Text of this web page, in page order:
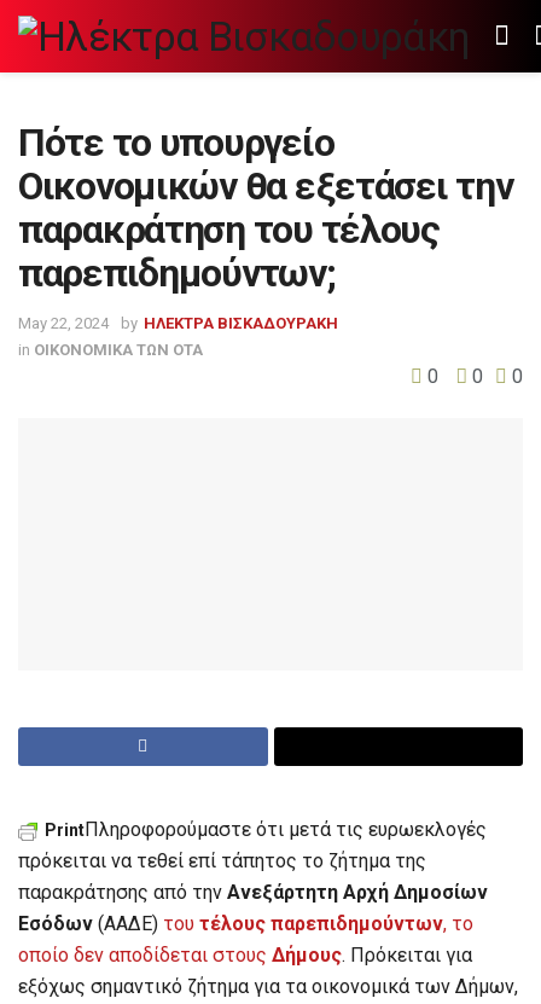
Πότε το υπουργείο
Οικονομικών θα εξετάσει την
παρακράτηση του τέλους
παρεπιδημούντων;
May 22, 2024 by ΗΛΕΚΤΡΑ ΒΙΣΚΑΔΟΥΡΑΚΗ
in ΟΙΚΟΝΟΜΙΚΑ ΤΩΝ ΟΤΑ
0 0 0
PrintΠληροφορούμαστε ότι μετά τις ευρωεκλογές
πρόκειται να τεθεί επί τάπητος το ζήτημα της
παρακράτησης από την Ανεξάρτητη Αρχή Δημοσίων
Εσόδων (ΑΑΔΕ) του τέλους παρεπιδημούντων, το
οποίο δεν αποδίδεται στους Δήμους. Πρόκειται για
εξόχως σημαντικό ζήτημα για τα οικονομικά των Δήμων,